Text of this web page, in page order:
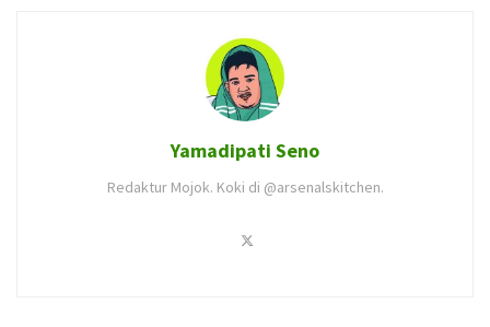
Yamadipati Seno
Redaktur Mojok. Koki di @arsenalskitchen.